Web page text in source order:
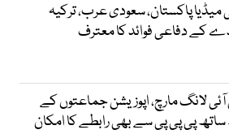
میڈیا پاکستان، سعودی عرب، ترکیہ
کے دفاعی فوائد کا معترف
لانگ مارچ، اپوزیشن جماعتوں کے
پی پی پی سے بھی رابطے کا امکان